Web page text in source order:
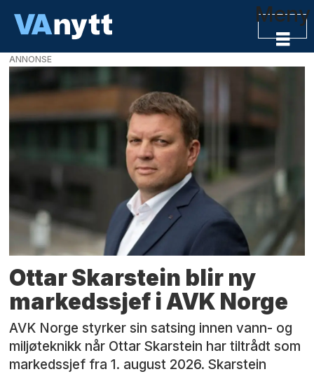
Meny
VAnytt
-
VA-
bransjens
nyhetskanal
ANNONSE
Ottar Skarstein blir ny
markedssjef i AVK Norge
AVK Norge styrker sin satsing innen vann- og
miljøteknikk når Ottar Skarstein har tiltrådt som
markedssjef fra 1. august 2026. Skarstein